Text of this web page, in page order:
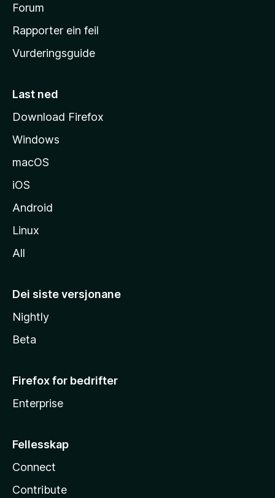
h
e
m
s
d
a
Forum
Rapporter ein feil
Vurderingsguide
Last ned
Download Firefox
Windows
macOS
iOS
Android
Linux
All
Dei siste versjonane
Nightly
Beta
Firefox for bedrifter
Enterprise
Fellesskap
Connect
Contribute